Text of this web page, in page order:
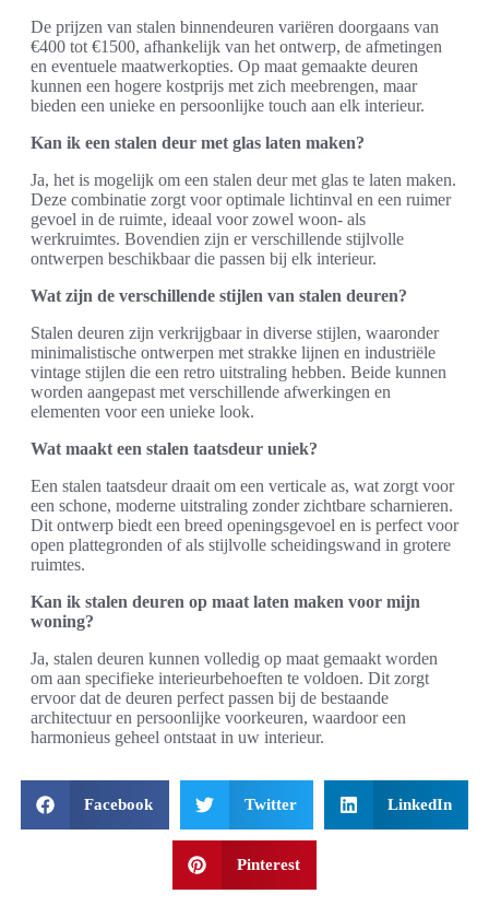
De prijzen van stalen binnendeuren variëren doorgaans van
€400 tot €1500, afhankelijk van het ontwerp, de afmetingen
en eventuele maatwerkopties. Op maat gemaakte deuren
kunnen een hogere kostprijs met zich meebrengen, maar
bieden een unieke en persoonlijke touch aan elk interieur.
Kan ik een stalen deur met glas laten maken?
Ja, het is mogelijk om een stalen deur met glas te laten maken.
Deze combinatie zorgt voor optimale lichtinval en een ruimer
gevoel in de ruimte, ideaal voor zowel woon- als
werkruimtes. Bovendien zijn er verschillende stijlvolle
ontwerpen beschikbaar die passen bij elk interieur.
Wat zijn de verschillende stijlen van stalen deuren?
Stalen deuren zijn verkrijgbaar in diverse stijlen, waaronder
minimalistische ontwerpen met strakke lijnen en industriële
vintage stijlen die een retro uitstraling hebben. Beide kunnen
worden aangepast met verschillende afwerkingen en
elementen voor een unieke look.
Wat maakt een stalen taatsdeur uniek?
Een stalen taatsdeur draait om een verticale as, wat zorgt voor
een schone, moderne uitstraling zonder zichtbare scharnieren.
Dit ontwerp biedt een breed openingsgevoel en is perfect voor
open plattegronden of als stijlvolle scheidingswand in grotere
ruimtes.
Kan ik stalen deuren op maat laten maken voor mijn
woning?
Ja, stalen deuren kunnen volledig op maat gemaakt worden
om aan specifieke interieurbehoeften te voldoen. Dit zorgt
ervoor dat de deuren perfect passen bij de bestaande
architectuur en persoonlijke voorkeuren, waardoor een
harmonieus geheel ontstaat in uw interieur.
Facebook Twitter LinkedIn
Pinterest